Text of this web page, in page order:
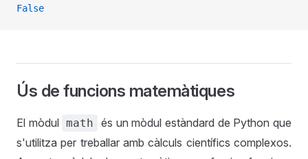
False
Ús de funcions matemàtiques
El mòdul math
és un mòdul estàndard de Python que
s'utilitza per treballar amb càlculs científics complexos.